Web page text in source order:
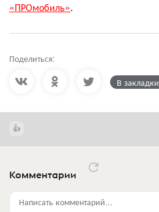
«ПРОмобиль».
Поделиться:
В закладки
Комментарии
Написать комментарий...